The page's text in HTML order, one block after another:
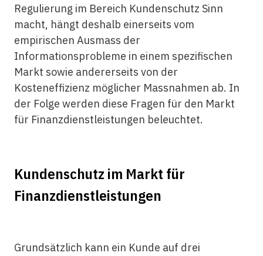
Regulierung im Bereich Kundenschutz Sinn
macht, hängt deshalb einerseits vom
empirischen Ausmass der
Informationsprobleme in einem spezifischen
Markt sowie andererseits von der
Kosteneffizienz möglicher Massnahmen ab. In
der Folge werden diese Fragen für den Markt
für Finanzdienstleistungen beleuchtet.
Kundenschutz im Markt für
Finanzdienstleistungen
Grundsätzlich kann ein Kunde auf drei